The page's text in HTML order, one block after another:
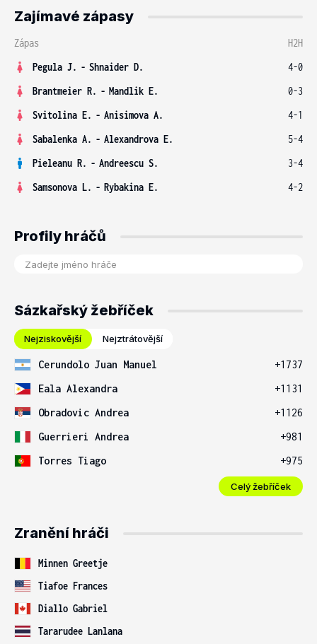
Zajímavé zápasy
Zápas
H2H
Pegula J. - Shnaider D.
4-0
Brantmeier R. - Mandlik E.
0-3
Svitolina E. - Anisimova A.
4-1
Sabalenka A. - Alexandrova E.
5-4
Pieleanu R. - Andreescu S.
3-4
Samsonova L. - Rybakina E. 4-2
Profily hráčů
Sázkařský žebříček
Nejziskovější Nejztrátovější
Cerundolo Juan Manuel
+1737
Eala Alexandra
+1131
Obradovic Andrea
+1126
Guerrieri Andrea
+981
Torres Tiago
+975
Celý žebříček
Zranění hráči
Minnen Greetje
Tiafoe Frances
Diallo Gabriel
Tararudee Lanlana